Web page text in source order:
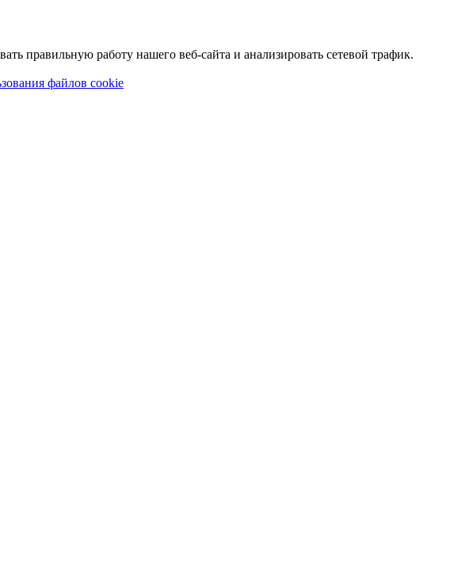
правильную работу нашего веб-сайта и анализировать сетевой трафик.
файлов cookie